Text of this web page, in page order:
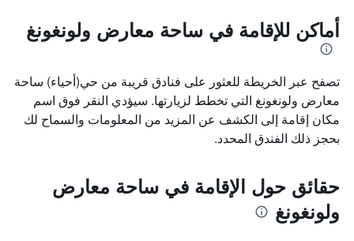
أماكن للإقامة في ساحة معارض ولونغونغ
تصفح عبر الخريطة للعثور على فنادق قريبة من حي(أحياء) ساحة
معارض ولونغونغ التي تخطط لزيارتها. سيؤدي النقر فوق اسم
مكان إقامة إلى الكشف عن المزيد من المعلومات والسماح لك
بحجز ذلك الفندق المحدد.
حقائق حول الإقامة في ساحة معارض
ولونغونغ